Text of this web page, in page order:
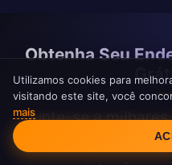
Obtenha Seu
Junte-se a
aproveitando
Consentimento de
Utilizamos cookies para
visitando este site, você
mais